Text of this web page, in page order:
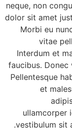
neque, non
dolor sit amet
Morbi eu
vitae
Interdum et
faucibus.
Pellentesque
et
ullamcorper
vestibulum sit